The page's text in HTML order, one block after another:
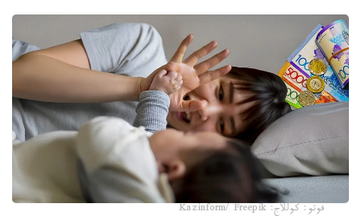
فوتو: كوللاج: Kazinform/ Freepik